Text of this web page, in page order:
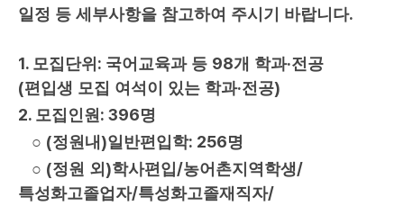
일정 등 세부사항을 참고하여 주시기 바랍니다.
1. 모집단위 : 국어교육과 등 98개 학과·전공
(편입생 모집 여석이 있는 학과·전공)
2. 모집인원 : 396명
○ (정원 내 )일반편입학: 256명
○ (정원 외 )학사편입/농어촌지역학생/
특성화고졸업자/특성화고졸재직자/